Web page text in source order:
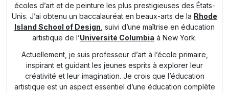
écoles d’art et de peinture les plus prestigieuses des États-
Unis. J’ai obtenu un baccalauréat en beaux-arts de la Rhode
Island School of Design , suivi d’une maîtrise en éducation
artistique de l’Université Columbia à New York.
Actuellement, je suis professeur d’art à l’école primaire,
inspirant et guidant les jeunes esprits à explorer leur
créativité et leur imagination. Je crois que l’éducation
artistique est un aspect essentiel d’une éducation complète